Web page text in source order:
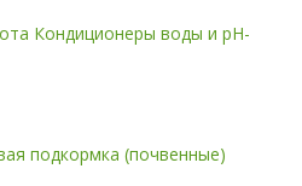
Кондиционеры воды и pH-
подкормка (почвенные)